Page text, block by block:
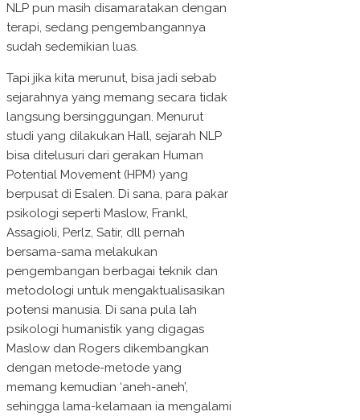
NLP pun masih disamaratakan dengan
terapi, sedang pengembangannya
sudah sedemikian luas.
Tapi jika kita merunut, bisa jadi sebab
sejarahnya yang memang secara tidak
langsung bersinggungan. Menurut
studi yang dilakukan Hall, sejarah NLP
bisa ditelusuri dari gerakan Human
Potential Movement (HPM) yang
berpusat di Esalen. Di sana, para pakar
psikologi seperti Maslow, Frankl,
Assagioli, Perlz, Satir, dll pernah
bersama-sama melakukan
pengembangan berbagai teknik dan
metodologi untuk mengaktualisasikan
potensi manusia. Di sana pula lah
psikologi humanistik yang digagas
Maslow dan Rogers dikembangkan
dengan metode-metode yang
memang kemudian ‘aneh-aneh’,
sehingga lama-kelamaan ia mengalami